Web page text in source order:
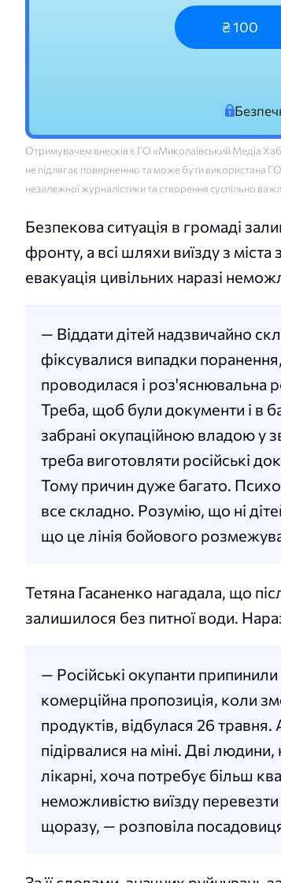
₴ 100
Отримувачем внесків є ГО «Миколаївський Медіа
не підлягає поверненню та може бути використана
незалежної журналістики та створення суспільно
Безпекова ситуація в громаді
фронту, а всі шляхи виїзду з міста
евакуація цивільних наразі
— Віддати дітей надзвичайно
фіксувалися випадки
проводилася і роз'яснювальна
Треба, щоб були документи і в
забрані окупаційною владою у
треба виготовляти російські
Тому причин дуже багато.
все складно. Розумію, що ні
що це лінія бойового
Тетяна Гасаненко нагадала, що
залишилося без питної води.
— Російські окупанти
комерційна пропозиція, коли
продуктів, відбулася 26
підірвалися на міні. Дві
лікарні, хоча потребує більш
неможливістю виїзду
щоразу, — розповіла